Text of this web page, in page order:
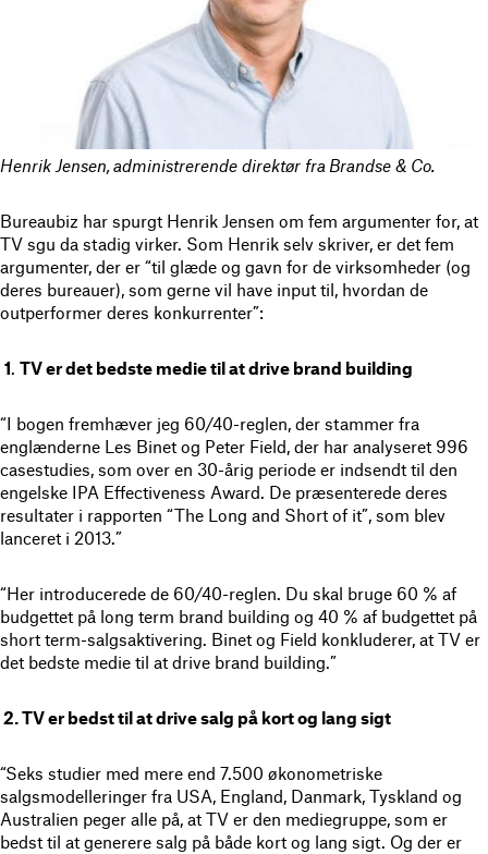
Henrik Jensen, administrerende direktør fra Brandse & Co.
Bureaubiz har spurgt Henrik Jensen om fem argumenter for, at
TV sgu da stadig virker. Som Henrik selv skriver, er det fem
argumenter, der er “til glæde og gavn for de virksomheder (og
deres bureauer), som gerne vil have input til, hvordan de
outperformer deres konkurrenter”:
1. TV er det bedste medie til at drive brand building
“I bogen fremhæver jeg 60/40-reglen, der stammer fra
englænderne Les Binet og Peter Field, der har analyseret 996
casestudies, som over en 30-årig periode er indsendt til den
engelske IPA Effectiveness Award. De præsenterede deres
resultater i rapporten “The Long and Short of it”, som blev
lanceret i 2013.”
“Her introducerede de 60/40-reglen. Du skal bruge 60 % af
budgettet på long term brand building og 40 % af budgettet på
short term-salgsaktivering. Binet og Field konkluderer, at TV er
det bedste medie til at drive brand building.”
2. TV er bedst til at drive salg på kort og lang sigt
“Seks studier med mere end 7.500 økonometriske
salgsmodelleringer fra USA, England, Danmark, Tyskland og
Australien peger alle på, at TV er den mediegruppe, som er
bedst til at generere salg på både kort og lang sigt. Og der er